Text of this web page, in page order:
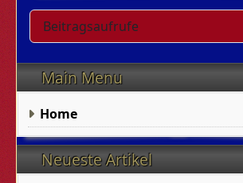
Main Menu
Home
Neueste Artikel
Beitragsaufrufe